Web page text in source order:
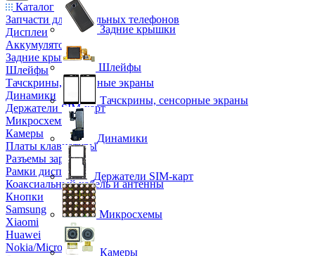
Каталог
Запчасти для мобильных телефонов
Дисплеи
Аккумуляторы
Задние крышки
Шлейфы
Тачскрины, сенсорные экраны
Динамики
Держатели SIM-карт
Микросхемы
Камеры
Платы клавиатуры
Разъемы зарядки
Рамки дисплея
Коаксиальный кабель и антенны
Кнопки
Samsung
Xiaomi
Huawei
Nokia/Microsoft
Задние крышки
Шлейфы
Тачскрины, сенсорные экраны
Динамики
Держатели SIM-карт
Микросхемы
Камеры